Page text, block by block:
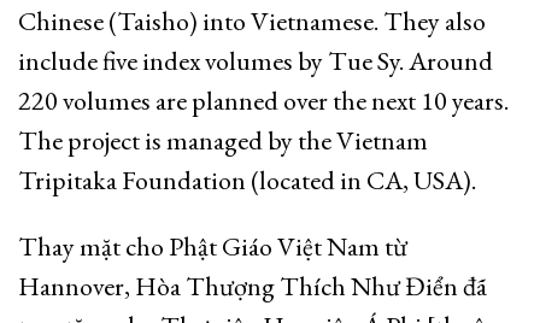
Chinese (Taisho) into Vietnamese. They also
include five index volumes by Tue Sy. Around
220 volumes are planned over the next 10 years.
The project is managed by the Vietnam
Tripitaka Foundation (located in CA, USA).
Thay mặt cho Phật Giáo Việt Nam từ
Hannover, Hòa Thượng Thích Như Điển đã